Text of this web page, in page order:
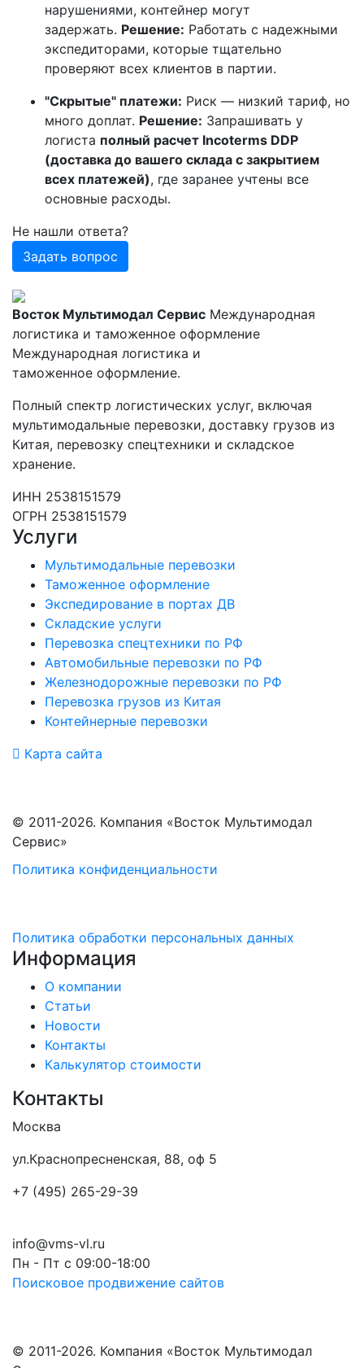
нарушениями, контейнер могут
задержать. Решение: Работать с надежными
экспедиторами, которые тщательно
проверяют всех клиентов в партии.
"Скрытые" платежи: Риск — низкий тариф, но
много доплат. Решение: Запрашивать у
логиста полный расчет Incoterms DDP
(доставка до вашего склада с закрытием
всех платежей), где заранее учтены все
основные расходы.
Не нашли ответа?
Задать вопрос
Восток Мультимодал Сервис Международная
логистика и таможенное оформление
Международная логистика и
таможенное оформление.
Полный спектр логистических услуг, включая
мультимодальные перевозки, доставку грузов из
Китая, перевозку спецтехники и складское
хранение.
ИНН 2538151579
ОГРН 2538151579
Услуги
Мультимодальные перевозки
Таможенное оформление
Экспедирование в портах ДВ
Складские услуги
Перевозка спецтехники по РФ
Автомобильные перевозки по РФ
Железнодорожные перевозки по РФ
Перевозка грузов из Китая
Контейнерные перевозки
Карта сайта
© 2011-2026. Компания «Восток Мультимодал
Сервис»
Политика конфиденциальности
Политика обработки персональных данных
Информация
О компании
Статьи
Новости
Контакты
Калькулятор стоимости
Контакты
Москва
ул.Краснопресненская, 88, оф 5
+7 (495) 265-29-39
info@vms-vl.ru
Пн - Пт с 09:00-18:00
Поисковое продвижение сайтов
© 2011-2026. Компания «Восток Мультимодал